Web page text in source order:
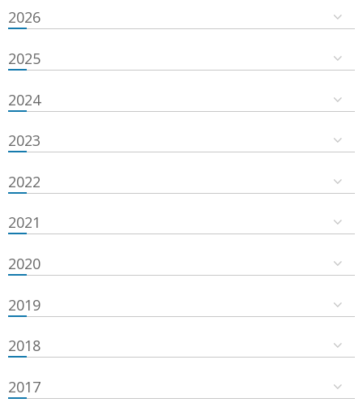
2026
2025
2024
2023
2022
2021
2020
2019
2018
2017